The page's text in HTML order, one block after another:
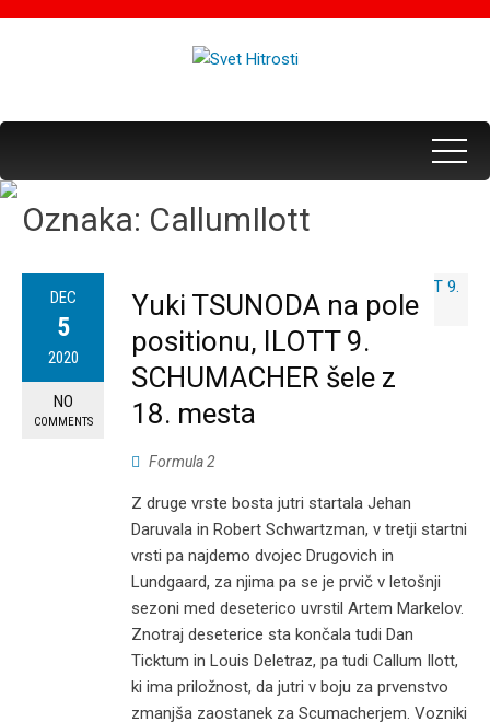
Oznaka: CallumIlott
DEC
5
2020
NO
COMMENTS
Yuki TSUNODA na pole
positionu, ILOTT 9.
SCHUMACHER šele z
18. mesta
Formula 2
Z druge vrste bosta jutri startala Jehan
Daruvala in Robert Schwartzman, v tretji startni
vrsti pa najdemo dvojec Drugovich in
Lundgaard, za njima pa se je prvič v letošnji
sezoni med deseterico uvrstil Artem Markelov.
Znotraj deseterice sta končala tudi Dan
Ticktum in Louis Deletraz, pa tudi Callum Ilott,
ki ima priložnost, da jutri v boju za prvenstvo
zmanjša zaostanek za Scumacherjem. Vozniki